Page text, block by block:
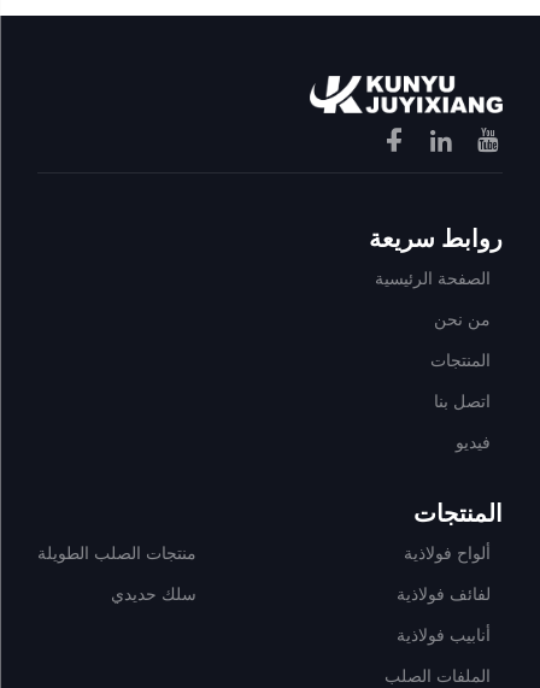
روابط سريعة
الصفحة الرئيسية
من نحن
المنتجات
اتصل بنا
فيديو
المنتجات
ألواح فولاذية
لفائف فولاذية
أنابيب فولاذية
الملفات الصلب
منتجات الصلب الطويلة
سلك حديدي